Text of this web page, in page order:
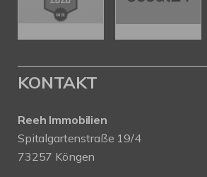
KONTAKT
Reeh Immobilien
Spitalgartenstraße 19/4
73257 Köngen